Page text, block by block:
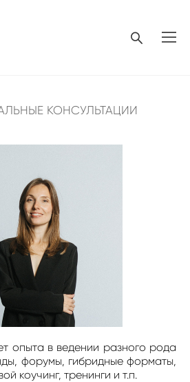
КОНСУЛЬТАЦИИ
опыта в ведении разного рода
форумы, гибридные форматы,
коучинг, тренинги и т.п.